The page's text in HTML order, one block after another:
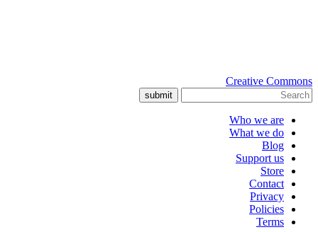
Creative Commons
submit
Who we are
What we do
Blog
Support us
Store
Contact
Privacy
Policies
Terms